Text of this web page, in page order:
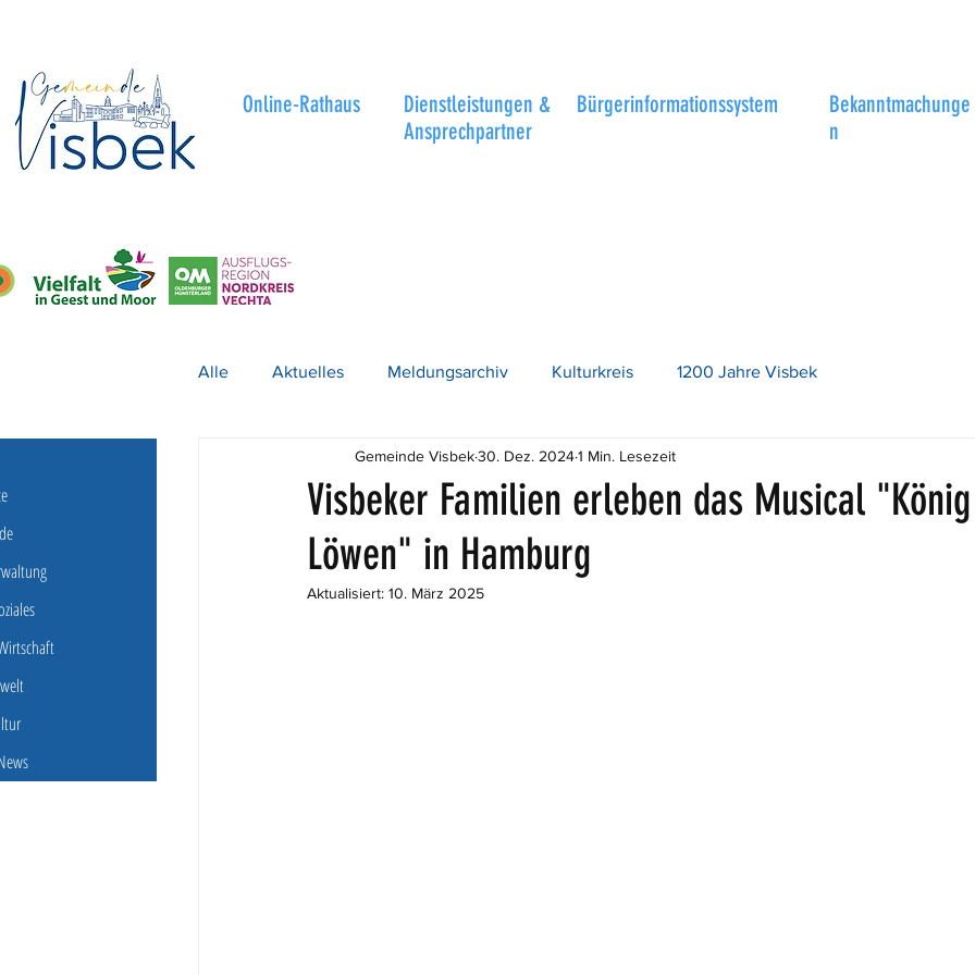
Online-Rathaus
Dienstleistungen &
Ansprechpartner
Bürgerinformationssystem
Bekanntmachunge
n
Alle Aktuelles Meldungsarchiv Kulturkreis 1200 Jahre Visbek
Visbeker Familien erleben das Musical
Löwen" in Hamburg
Gemeinde Visbek30. Dez. 20241 Min. Lesezeit
Aktualisiert: 10. März 2025